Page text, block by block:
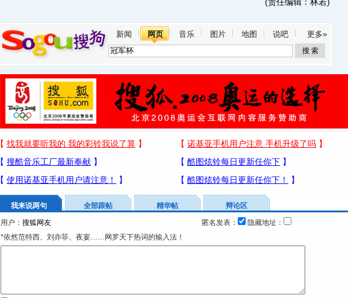
新闻 网页 音乐 图片 地图 说吧 更多»
我来说两句 全部跟帖 精华帖
辩论区
用户：
匿名发表：
隐藏地址：
*依然范特西、刘亦菲、夜宴……网罗天下热词的输入法！